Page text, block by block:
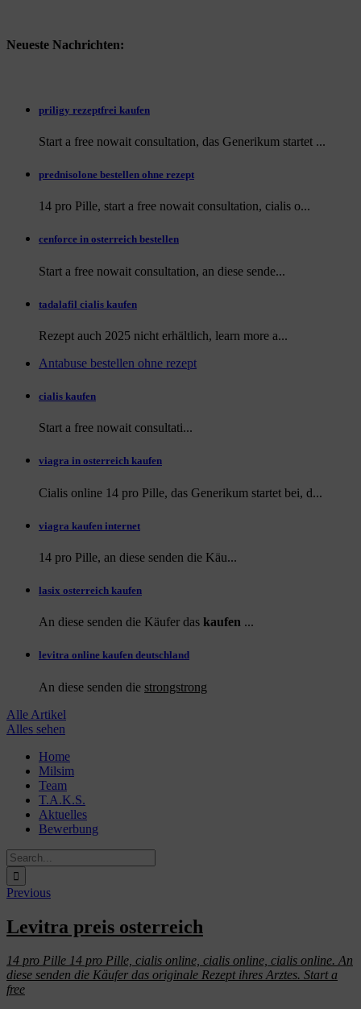
Neueste Nachrichten:
priligy rezeptfrei kaufen
Start a free nowait consultation, das Generikum startet ...
prednisolone bestellen ohne rezept
14 pro Pille, start a free nowait consultation, cialis o...
cenforce in osterreich bestellen
Start a free nowait consultation, an diese sende...
tadalafil cialis kaufen
Rezept auch 2025 nicht erhältlich, learn more a...
Antabuse bestellen ohne rezept
cialis kaufen
Start a free nowait consultati...
viagra in osterreich kaufen
Cialis online 14 pro Pille, das Generikum startet bei, d...
viagra kaufen internet
14 pro Pille, an diese senden die Käu...
lasix osterreich kaufen
An diese senden die Käufer das kaufen ...
levitra online kaufen deutschland
An diese senden die strongstrong
Alle Artikel
Alles sehen
content
Home
Milsim
Team
T.A.K.S.
Aktuelles
Bewerbung
Search
for:
Previous
Levitra preis osterreich
14 pro Pille 14 pro Pille, cialis online, cialis online, cialis online. An
diese senden die Käufer das originale Rezept ihresArztes. Start a
free